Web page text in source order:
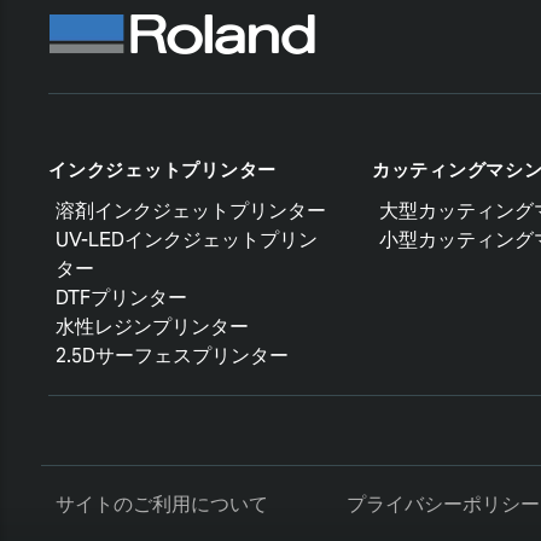
インクジェットプリンター
溶剤インクジェットプリンター
UV-LEDインクジェットプリン
ター
DTFプリンター
水性レジンプリンター
2.5Dサーフェスプリンター
カッティングマシン
大型カッティング
小型カッティング
サイトのご利用について プライバシーポリシー